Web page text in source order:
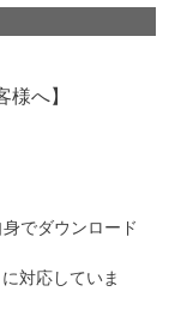
へ】
でダウンロード
対応していま